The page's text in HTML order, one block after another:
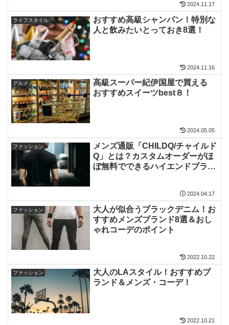
2024.11.17
ライフスタイル
おすすめ高級シャンパン！特別な
人と飲みたいとっておき8選！
2024.11.16
グルメ
高級スーパー紀伊国屋で買える
おすすめスイーツbest８！
2024.05.05
ファッション
メンズ通販「CHILDQ/チャイルド
Q」とは？カスタムオーダーがほ
ぼ無料でできるハイエンドブラン
2024.04.17
ファッション
大人が似合うブラックデニム！お
すすめメンズブランド8選＆おし
ゃれコーデのポイント
2022.10.22
ファッション
大人のLAスタイル！おすすめブ
ランド＆メンズ・コーデ！
2022.10.21